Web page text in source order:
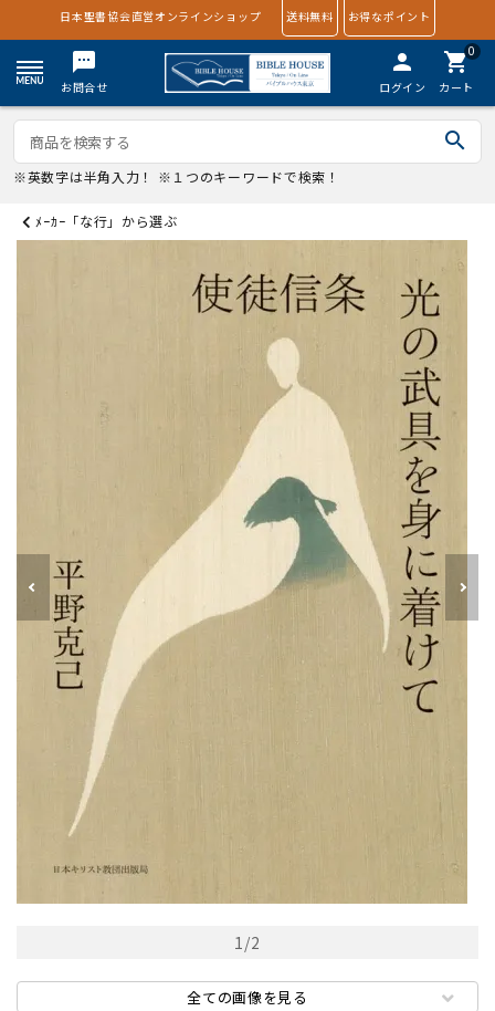
日本聖書協会直営オンラインショップ 送料無料 お得なポイント
textsms
お問合せ
person
ログイン
0
shopping_cart
カート
search
※英数字は半角入力！ ※１つのキーワードで検索！
ﾒｰｶｰ「な行」から選ぶ
1/2
全ての画像を見る